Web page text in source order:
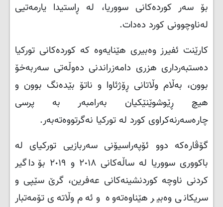
بۆ سەر کوردەکانی سووریا، لە ڕاستیدا یارمەتیی
لەناوچوونی کورد دەدات.
کارێنت ئفیرز وەبیری هێنایەوە کە کوردەکانی تورکیا
دەستبەرداری هزری دامەزراندنی دەوڵەتی سەربەخۆ
بوون، بەڵام وڵاتانی ڕۆژئاوا و ناتۆ بێدەنگ بوون و
هیچ ڕێوشوێنێکیان بەرامبەر بە پرسی
چارەسەرنەکراوی کورد لە تورکیا نەگرتووەتەبەر.
گۆڤارەکە دوو ئۆپەراسیۆنی سەربازیی تورکیای لە
باکووری سووریا لە ساڵەکانی ٢٠١٨ و ٢٠١٩ بۆ داگیر
کردنی ناوچە کوردنشینەکانی عەفرین، گرێ سێپی و
سریکانی وەبیر هێناوەتەوە و ئەم وڵاتەی تۆمەتبار